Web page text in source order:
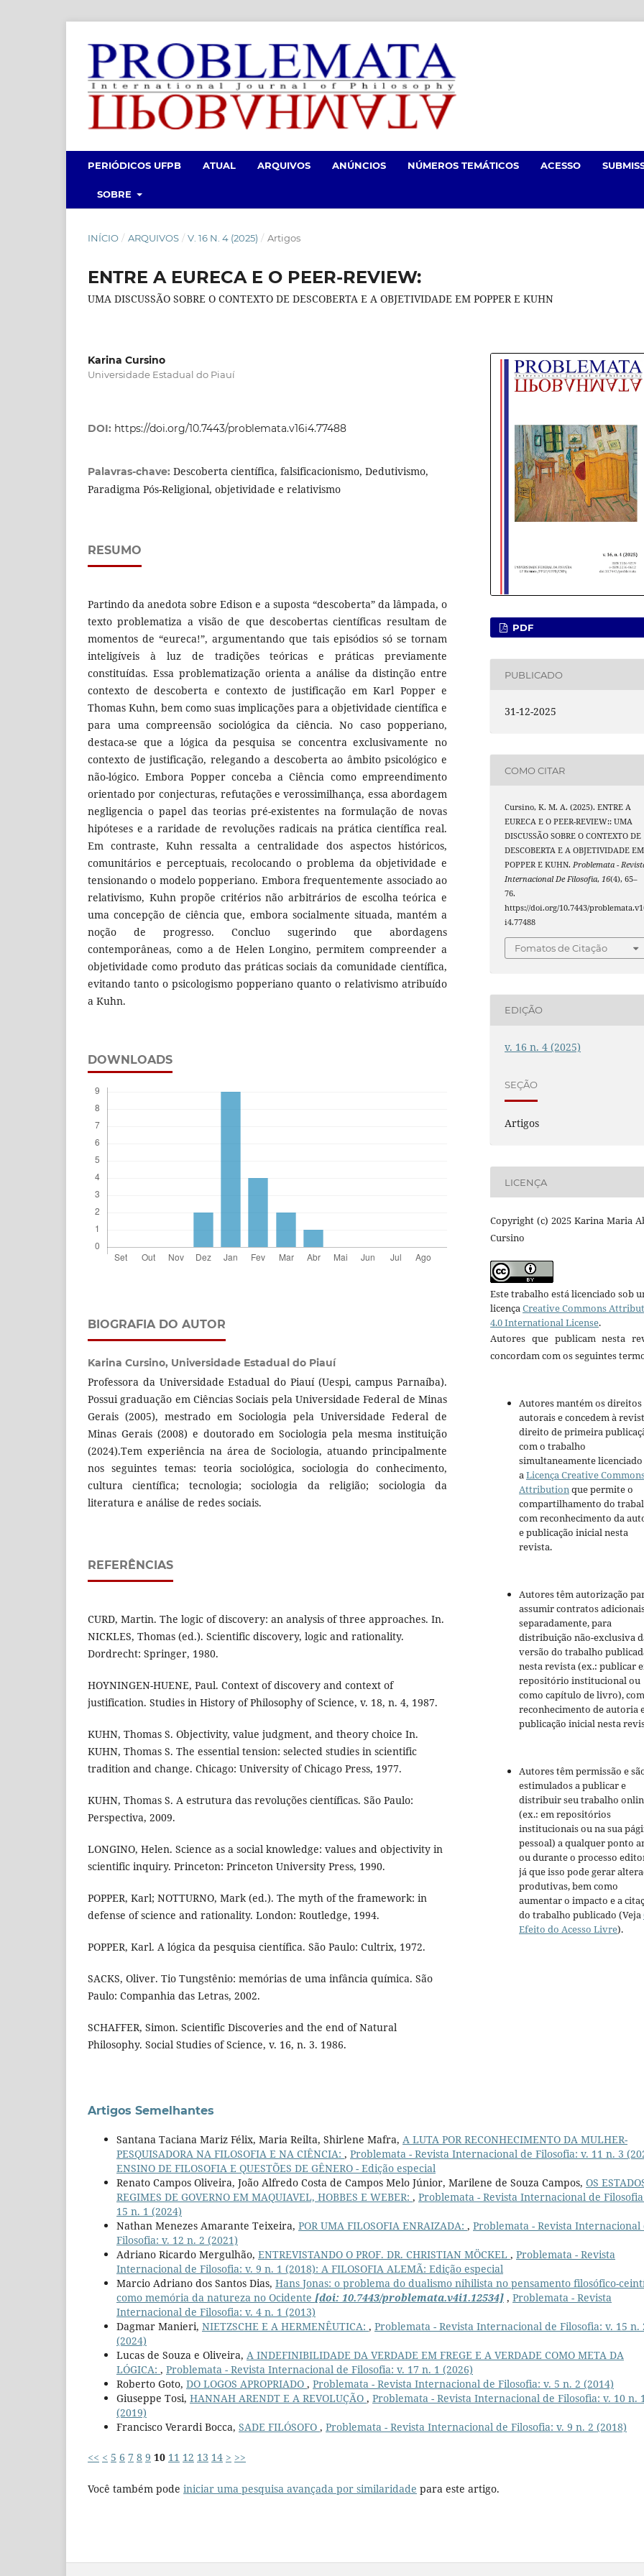
PERIÓDICOS UFPB ATUAL ARQUIVOS ANÚNCIOS NÚMEROS TEMÁTICOS ACESSO
SOBRE
INÍCIO / ARQUIVOS / V. 16 N. 4 (2025) / Artigos
ENTRE A EURECA E O PEER-REVIEW:
UMA DISCUSSÃO SOBRE O CONTEXTO DE DESCOBERTA E A OBJETIVIDADE EM POPPER E KUHN
Karina Cursino
Universidade Estadual do Piauí
DOI: https://doi.org/10.7443/problemata.v16i4.77488
Palavras-chave: Descoberta científica, falsificacionismo, Dedutivismo,
Paradigma Pós-Religional, objetividade e relativismo
RESUMO
Partindo da anedota sobre Edison e a suposta “descoberta” da lâmpada, o
texto problematiza a visão de que descobertas científicas resultam de
momentos de “eureca!”, argumentando que tais episódios só se tornam
inteligíveis à luz de tradições teóricas e práticas previamente
constituídas. Essa problematização orienta a análise da distinção entre
contexto de descoberta e contexto de justificação em Karl Popper e
Thomas Kuhn, bem como suas implicações para a objetividade científica e
para uma compreensão sociológica da ciência. No caso popperiano,
destaca-se que a lógica da pesquisa se concentra exclusivamente no
contexto de justificação, relegando a descoberta ao âmbito psicológico e
não-lógico. Embora Popper conceba a Ciência como empreendimento
orientado por conjecturas, refutações e verossimilhança, essa abordagem
negligencia o papel das teorias pré-existentes na formulação de novas
hipóteses e a raridade de revoluções radicais na prática científica real.
Em contraste, Kuhn ressalta a centralidade dos aspectos históricos,
comunitários e perceptuais, recolocando o problema da objetividade e
tensionando o modelo popperiano. Embora frequentemente associado ao
relativismo, Kuhn propõe critérios não arbitrários de escolha teórica e
uma concepção de ciência que, embora socialmente situada, mantém a
noção de progresso. Concluo sugerindo que abordagens
contemporâneas, como a de Helen Longino, permitem compreender a
objetividade como produto das práticas sociais da comunidade científica,
evitando tanto o psicologismo popperiano quanto o relativismo atribuído
a Kuhn.
DOWNLOADS
BIOGRAFIA DO AUTOR
Karina Cursino, Universidade Estadual do Piauí
Professora da Universidade Estadual do Piauí (Uespi, campus Parnaíba).
Possui graduação em Ciências Sociais pela Universidade Federal de Minas
Gerais (2005), mestrado em Sociologia pela Universidade Federal de
Minas Gerais (2008) e doutorado em Sociologia pela mesma instituição
(2024).Tem experiência na área de Sociologia, atuando principalmente
nos seguintes temas: teoria sociológica, sociologia do conhecimento,
cultura científica; tecnologia; sociologia da religião; sociologia da
literatura e análise de redes sociais.
REFERÊNCIAS
CURD, Martin. The logic of discovery: an analysis of three approaches. In.
NICKLES, Thomas (ed.). Scientific discovery, logic and rationality.
Dordrecht: Springer, 1980.
HOYNINGEN-HUENE, Paul. Context of discovery and context of
justification. Studies in History of Philosophy of Science, v. 18, n. 4, 1987.
KUHN, Thomas S. Objectivity, value judgment, and theory choice In.
KUHN, Thomas S. The essential tension: selected studies in scientific
tradition and change. Chicago: University of Chicago Press, 1977.
KUHN, Thomas S. A estrutura das revoluções científicas. São Paulo:
Perspectiva, 2009.
LONGINO, Helen. Science as a social knowledge: values and objectivity in
scientific inquiry. Princeton: Princeton University Press, 1990.
POPPER, Karl; NOTTURNO, Mark (ed.). The myth of the framework: in
defense of science and rationality. London: Routledge, 1994.
POPPER, Karl. A lógica da pesquisa científica. São Paulo: Cultrix, 1972.
SACKS, Oliver. Tio Tungstênio: memórias de uma infância química. São
Paulo: Companhia das Letras, 2002.
SCHAFFER, Simon. Scientific Discoveries and the end of Natural
Philosophy. Social Studies of Science, v. 16, n. 3. 1986.
PDF
PUBLICADO
31-12-2025
COMO CITAR
Cursino, K. M. A. (2025). ENTRE A
EURECA E O PEER-REVIEW:: UMA
DISCUSSÃO SOBRE O CONTEXTO DE
DESCOBERTA E A OBJETIVIDADE EM
POPPER E KUHN.Problemata -
Internacional De Filosofia,16(4), 65–
76.
https://doi.org/10.7443/
i4.77488
Fomatos de Citação
EDIÇÃO
v. 16 n. 4 (2025)
SEÇÃO
Artigos
LICENÇA
Copyright (c) 2025 Karina Maria
Cursino
Este trabalho está licenciado sob
licençaCreative Commons
4.0 International License.
Autores que publicam nesta
concordam com os seguintes
Autores mantém os direitos
autorais e concedem à
direito de primeira
com o trabalho
simultaneamente
aLicença Creative
Attributionque permite o
compartilhamento do
com reconhecimento da
e publicação inicial nesta
revista.
Autores têm autorização
assumir contratos
separadamente, para
distribuição não-exclusiva
versão do trabalho
nesta revista (ex.: publicar
repositório institucional ou
como capítulo de livro), com
reconhecimento de autoria
publicação inicial nesta
Autores têm permissão e
estimulados a publicar e
distribuir seu trabalho
(ex.: em repositórios
institucionais ou na sua
pessoal) a qualquer ponto
ou durante o processo
já que isso pode gerar
produtivas, bem como
aumentar o impacto e a
do trabalho publicado (Veja
Efeito do Acesso Livre).
Artigos Semelhantes
Santana Taciana Mariz Félix, Maria Reilta, Shirlene Mafra, A LUTA POR RECONHECIMENTO DA MULHER-
PESQUISADORA NA FILOSOFIA E NA CIÊNCIA: , Problemata - Revista Internacional de Filosofia: v. 11 n. 3
ENSINO DE FILOSOFIA E QUESTÕES DE GÊNERO - Edição especial
Renato Campos Oliveira, João Alfredo Costa de Campos Melo Júnior, Marilene de Souza Campos, OS
REGIMES DE GOVERNO EM MAQUIAVEL, HOBBES E WEBER: , Problemata - Revista Internacional de
15 n. 1 (2024)
Nathan Menezes Amarante Teixeira, POR UMA FILOSOFIA ENRAIZADA: , Problemata - Revista Internacional
Filosofia: v. 12 n. 2 (2021)
Adriano Ricardo Mergulhão, ENTREVISTANDO O PROF. DR. CHRISTIAN MÖCKEL , Problemata - Revista
Internacional de Filosofia: v. 9 n. 1 (2018): A FILOSOFIA ALEMÃ: Edição especial
Marcio Adriano dos Santos Dias, Hans Jonas: o problema do dualismo nihilista no pensamento filosófico-
como memória da natureza no Ocidente [doi: 10.7443/problemata.v4i1.12534] , Problemata - Revista
Internacional de Filosofia: v. 4 n. 1 (2013)
Dagmar Manieri, NIETZSCHE E A HERMENÊUTICA: , Problemata - Revista Internacional de Filosofia: v. 15 n.
(2024)
Lucas de Souza e Oliveira, A INDEFINIBILIDADE DA VERDADE EM FREGE E A VERDADE COMO META DA
LÓGICA: , Problemata - Revista Internacional de Filosofia: v. 17 n. 1 (2026)
Roberto Goto, DO LOGOS APROPRIADO , Problemata - Revista Internacional de Filosofia: v. 5 n. 2 (2014)
Giuseppe Tosi, HANNAH ARENDT E A REVOLUÇÃO , Problemata - Revista Internacional de Filosofia: v. 10 n.
(2019)
Francisco Verardi Bocca, SADE FILÓSOFO , Problemata - Revista Internacional de Filosofia: v. 9 n. 2 (2018)
<< < 5 6 7 8 9 10 11 12 13 14 > >>
Você também pode iniciar uma pesquisa avançada por similaridade para este artigo.